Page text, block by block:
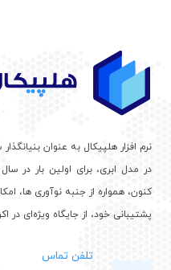
نرم افزار هلپیکال به عنوان
کنون، همواره از جنبه نوآوری ها،
پشتیبانی خود، از جایگاه ویژه‌ای در
تلفن تماس